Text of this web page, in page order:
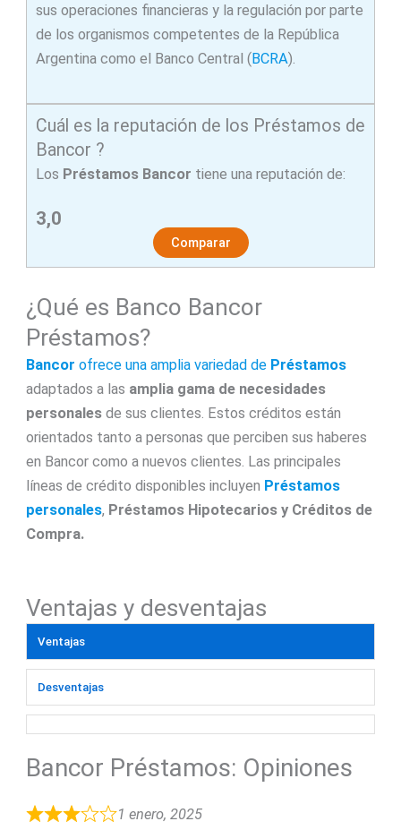
sus operaciones financieras y la regulación por parte
de los organismos competentes de la República
Argentina como el Banco Central (BCRA).
Cuál es la reputación de los Préstamos de
Bancor ?
Los Préstamos Bancor tiene una reputación de:
3,0
Comparar
¿Qué es Banco Bancor
Préstamos?
Bancor ofrece una amplia variedad de Préstamos
adaptados a las amplia gama de necesidades
personalesde sus clientes. Estos créditos están
orientados tanto a personas que perciben sus haberes
en Bancor como a nuevos clientes. Las principales
líneas de crédito disponibles incluyen Préstamos
personales, Préstamos Hipotecarios y Créditos de
Compra.
Ventajas y desventajas
Ventajas
Desventajas
Bancor Préstamos: Opiniones
1 enero, 2025